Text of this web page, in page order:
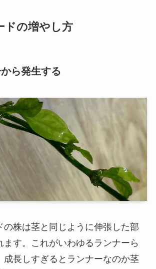
ドの増やし方
ら発生する
の株は茎と同じように伸張した部
ます。これがいわゆるランナーら
成長しすぎるとランナーなのか茎